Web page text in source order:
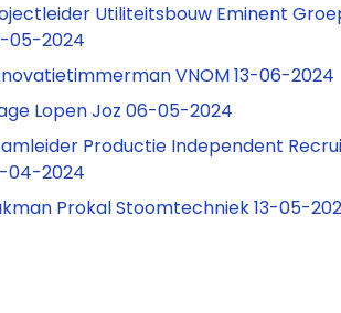
Utiliteitsbouw Eminent
05-2024
VNOM 13-06-2024
Lopen Joz 06-05-2024
Productie Independent
04-2024
Prokal Stoomtechniek 13-05-